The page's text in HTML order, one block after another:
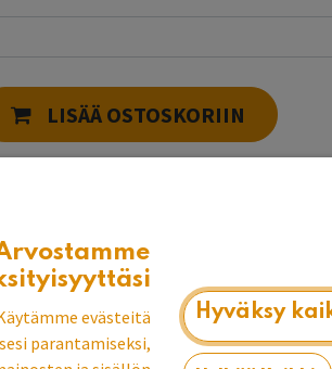
LISÄÄ OSTOSKORIIN
vk
evästeitä
parantamiseksi,
Hyväksy